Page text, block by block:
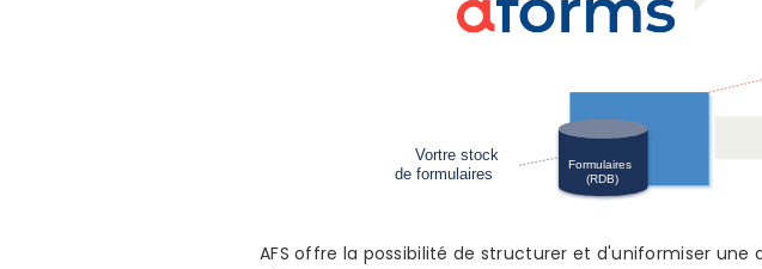
AFS offre la possibilité de structurer et d'uniformiser